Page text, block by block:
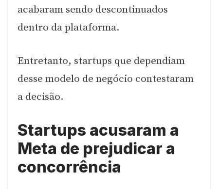
acabaram sendo descontinuados
dentro da plataforma.
Entretanto, startups que dependiam
desse modelo de negócio contestaram
a decisão.
Startups acusaram a
Meta de prejudicar a
concorrência